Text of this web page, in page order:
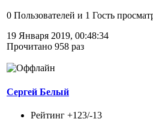
0 Пользователей и 1 Гость
19 Января 2019, 00:48:34
Прочитано 958 раз
Сергей Белый
Рейтинг +123/-13